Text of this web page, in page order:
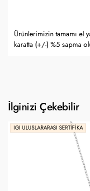
Ürünlerimizin tamamı el
karatta (+/-) %5 sapma
İlginizi Çekebilir
IGI ULUSLARARASI SERTIFIKA